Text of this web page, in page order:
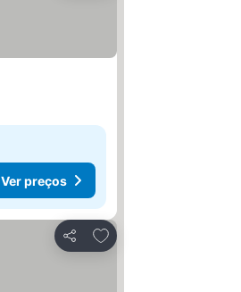
Ver preços
Partilhar
Adicionar aos favoritos